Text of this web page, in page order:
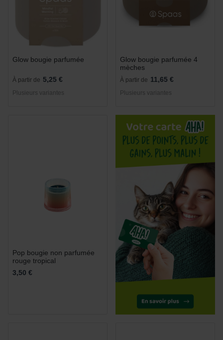
Glow bougie parfumée
À partir de 5,25 €
Plusieurs variantes
Glow bougie parfumée 4
mèches
À partir de 11,65 €
Plusieurs variantes
Pop bougie non parfumée
rouge tropical
3,50 €